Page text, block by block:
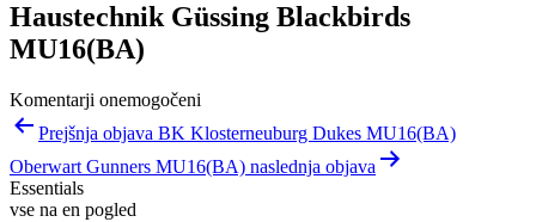
Haustechnik Güssing Blackbirds
MU16(BA)
Komentarji onemogočeni
Navigacija
prispevka
Prejšnja objava BK Klosterneuburg Dukes MU16(BA)
Oberwart Gunners MU16(BA) naslednja objava
Essentials
vse na en pogled